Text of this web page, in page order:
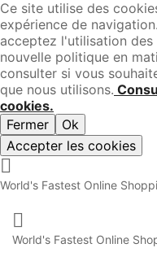
Ce site utilise des
expérience de
acceptez l'utilisation
nouvelle politique en
consulter si vous
que nous utilisons.
cookies.
Fermer
Ok
Accepter les cookies

World's Fastest Online

World's Fastest Online